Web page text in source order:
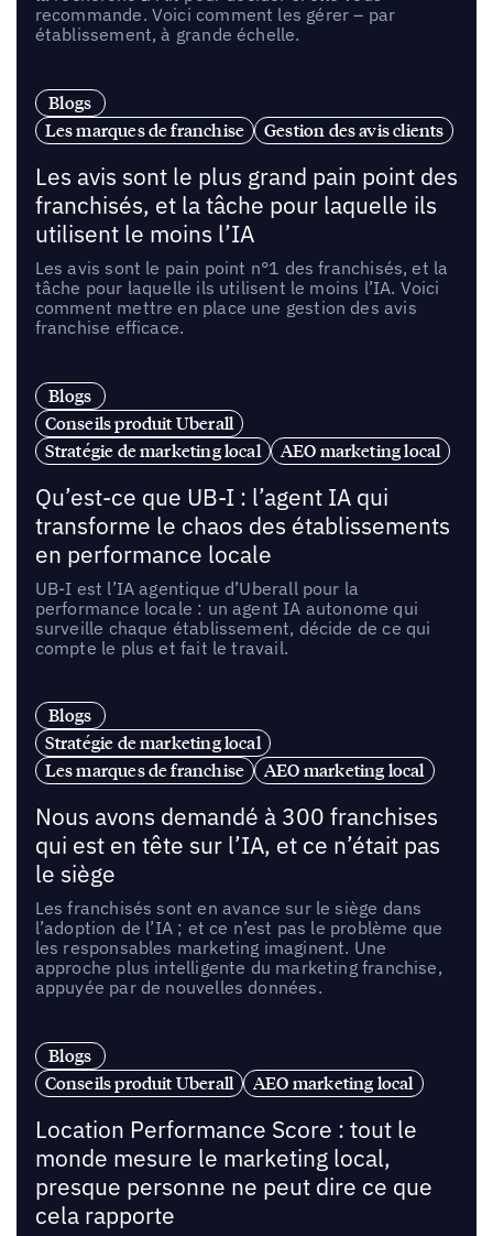
recommande. Voici comment les gérer – par
établissement, à grande échelle.
Blogs
Les marques de franchise
Gestion des avis clients
Les avis sont le plus grand pain point des
franchisés, et la tâche pour laquelle ils
utilisent le moins l’IA
Les avis sont le pain point n°1 des franchisés, et la
tâche pour laquelle ils utilisent le moins l’IA. Voici
comment mettre en place une gestion des avis
franchise efficace.
Blogs
Conseils produit Uberall
Stratégie de marketing local
AEO marketing local
Qu’est-ce que UB-I : l’agent IA qui
transforme le chaos des établissements
en performance locale
UB-I est l’IA agentique d’Uberall pour la
performance locale : un agent IA autonome qui
surveille chaque établissement, décide de ce qui
compte le plus et fait le travail.
Blogs
Stratégie de marketing local
Les marques de franchise
AEO marketing local
Nous avons demandé à 300 franchises
qui est en tête sur l’IA, et ce n’était pas
le siège
Les franchisés sont en avance sur le siège dans
l’adoption de l’IA ; et ce n’est pas le problème que
les responsables marketing imaginent. Une
approche plus intelligente du marketing franchise,
appuyée par de nouvelles données.
Blogs
Conseils produit Uberall
AEO marketing local
Location Performance Score : tout le
monde mesure le marketing local,
presque personne ne peut dire ce que
cela rapporte